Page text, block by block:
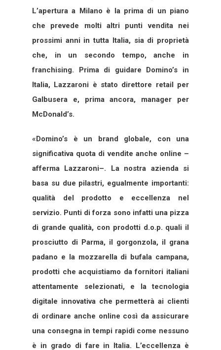
L’apertura a Milano è la prima di un piano
che prevede molti altri punti vendita nei
prossimi anni in tutta Italia, sia di proprietà
che, in un secondo tempo, anche in
franchising. Prima di guidare Domino’s in
Italia, Lazzaroni è stato direttore retail per
Galbusera e, prima ancora, manager per
McDonald’s.
«Domino’s è un brand globale, con una
significativa quota di vendite anche online –
afferma Lazzaroni–. La nostra azienda si
basa su due pilastri, egualmente importanti:
qualità del prodotto e eccellenza nel
servizio. Punti di forza sono infatti una pizza
di grande qualità, con prodotti d.o.p. quali il
prosciutto di Parma, il gorgonzola, il grana
padano e la mozzarella di bufala campana,
prodotti che acquistiamo da fornitori italiani
attentamente selezionati, e la tecnologia
digitale innovativa che permetterà ai clienti
di ordinare anche online così da assicurare
una consegna in tempi rapidi come nessuno
è in grado di fare in Italia. L’eccellenza è